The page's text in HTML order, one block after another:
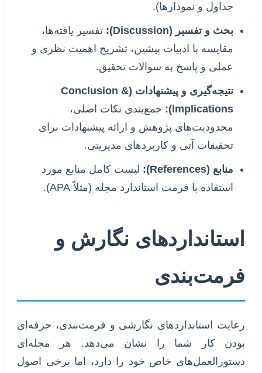
جداول و نمودارها).
بحث و تفسیر (Discussion):
تفسیر یافته‌ها،
مقایسه با ادبیات پیشین، تشریح اهمیت نظری و
عملی و پاسخ به سوالات تحقیق.
نتیجه‌گیری و پیشنهادات (Conclusion &
Implications):
جمع‌بندی نکات اصلی،
محدودیت‌های پژوهش و ارائه پیشنهادات برای
تحقیقات آتی و کاربردهای مدیریتی.
منابع (References):
لیست کامل منابع مورد
استفاده با فرمت استاندارد مجله (مثلاً APA).
استانداردهای نگارش و
فرمت‌بندی
رعایت استانداردهای نگارشی و فرمت‌بندی، حرفه‌ای
بودن کار شما را نشان می‌دهد. هر مجله‌ای
دستورالعمل‌های خاص خود را دارد، اما برخی اصول